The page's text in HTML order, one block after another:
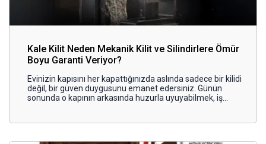
Kale Kilit Neden Mekanik Kilit ve Silindirlere Ömür
Boyu Garanti Veriyor?
Evinizin kapısını her kapattığınızda aslında sadece bir kilidi
değil, bir güven duygusunu emanet edersiniz. Günün
sonunda o kapının arkasında huzurla uyuyabilmek, iş
güvenlik unsurlarından biridir.